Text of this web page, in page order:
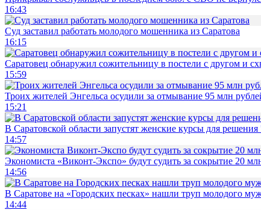
16:43
Суд заставил работать молодого мошенника из Саратова
16:15
Саратовец обнаружил сожительницу в постели с другом и
15:59
Троих жителей Энгельса осудили за отмывание 95 млн
15:21
В Саратовской области запустят женские курсы для
14:57
Экономиста «Виконт-Экспо» будут судить за сокрытие 20
14:56
В Саратове на «Городских песках» нашли труп молодого
14:44